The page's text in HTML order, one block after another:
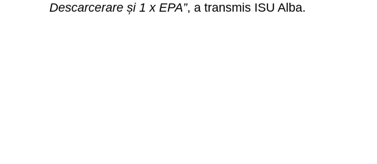
Descarcerare și 1 x EPA”, a transmis ISU Alba.